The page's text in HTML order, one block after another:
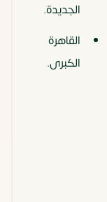
الجديدة.
القاهرة
الكبرى.